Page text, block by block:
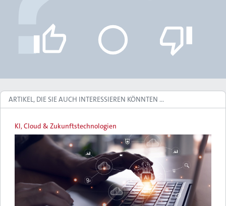
ARTIKEL, DIE SIE AUCH INTERESSIEREN KÖNNTEN …
KI, Cloud & Zukunftstechnologien